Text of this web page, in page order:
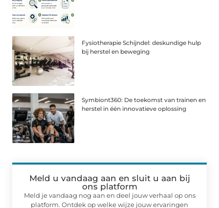
Fysiotherapie Schijndel: deskundige hulp
bij herstel en beweging
Symbiont360: De toekomst van trainen en
herstel in één innovatieve oplossing
Meld u vandaag aan en sluit u aan bij
ons platform
Meld je vandaag nog aan en deel jouw verhaal op ons
platform. Ontdek op welke wijze jouw ervaringen